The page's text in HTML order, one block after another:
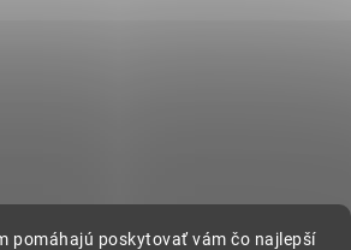
pomáhajú poskytovať vám čo najlepší